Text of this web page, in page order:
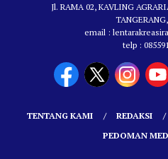
Jl. RAMA 02, KAVLING
email :
telp :
TENTANG KAMI REDAKSI
PEDOMAN